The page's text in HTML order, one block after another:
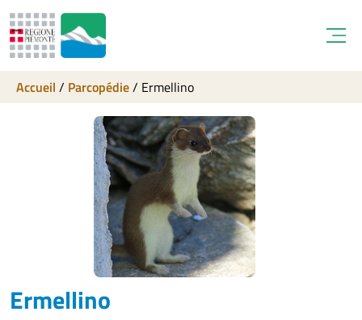
Accueil / Parcopédie/ Ermellino
Ermellino